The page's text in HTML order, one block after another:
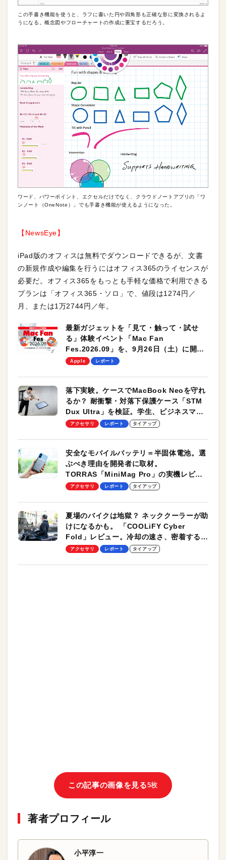
この手書き機能を使うと、ラフに書いた円や四角形も正確な形に変換されるよ
うになる。概念図やフローチャートの作成に重宝するだろう。
ワード、パワーポイント、エクセルだけでなく、クラウドノートアプリの「ワ
ンノート（OneNote）」でも手書き機能が使えるようになった。
【NewsEye】
iPad版のオフィスは無料でダウンロードできるが、文書
の新規作成や編集を行うにはオフィス365のライセンスが
必要だ。オフィス365をもっとも手軽な価格で利用できる
プランは「オフィス365・ソロ」で、値段は1274円／
月、または1万2744円／年。
最新ガジェットを「見て・触って・試せ
る」体験イベント「Mac Fan
Fes.2026.09」を、9月26日（土）に開催
します！
Apple レポート
落下実験。ケースでMacBook Neoを守れ
るか？ 耐衝撃・対落下保護ケース「STM
Dux Ultra」を検証。学生、ビジネスマン
のモバイルユースに最適！
アクセサリ レポート タイアップ
安全なモバイルバッテリ＝半固体電池。選
ぶべき理由を開発者に取材。
TORRAS「MiniMag Pro」の実機レビュ
ーも
アクセサリ レポート タイアップ
夏場のバイクは地獄？ ネッククーラーが助
けになるかも。 「COOLiFY Cyber
Fold」レビュー。冷却の速さ、密着する冷
却プレート、シンプルな操作性がグッド！
アクセサリ レポート タイアップ
この記事の画像を見る5枚
著者プロフィール
小平淳一